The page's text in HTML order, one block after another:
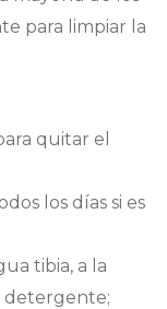
para limpiar la
quitar el
los días si es
tibia, a la
detergente;